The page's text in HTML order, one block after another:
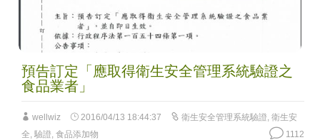
預告訂定「應取得衛生安全管理系統驗證之
食品業者」
wellwiz 2016/04/13 18:44:37 衛生安全管理系統驗證, 衛生安
全, 驗證, 食品添加物 1112